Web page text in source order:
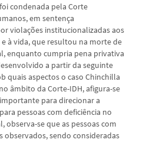
condenada pela Corte
em sentença
violações institucionalizadas aos
à vida, que resultou na morte de
enquanto cumpria pena privativa
a partir da seguinte
quais aspectos o caso Chinchilla
âmbito da Corte-IDH, afigura-se
para direcionar a
pessoas com deficiência no
observa-se que as pessoas com
observados, sendo consideradas